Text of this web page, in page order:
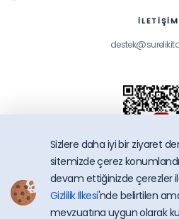
İLETİŞİM
Sizlere daha iyi bir ziyaret
sitemizde çerez
devam ettiğinizde çerezler
Gizlilik İlkesi'nde belirtilen
mevzuatına uygun olarak